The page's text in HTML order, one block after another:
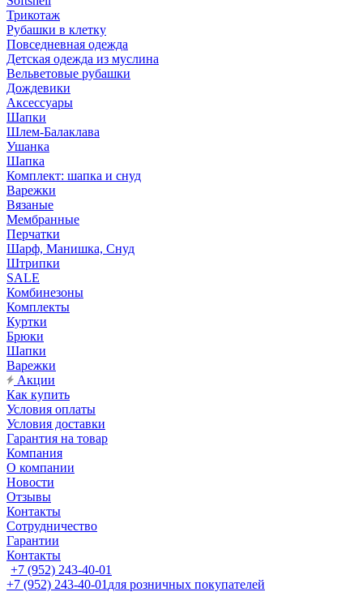
Трикотаж
Рубашки в клетку
Повседневная одежда
Детская одежда из муслина
Вельветовые рубашки
Дождевики
Аксессуары
Шапки
Шлем-Балаклава
Ушанка
Шапка
Комплект: шапка и снуд
Варежки
Вязаные
Мембранные
Перчатки
Шарф, Манишка, Снуд
Штрипки
SALE
Комбинезоны
Комплекты
Куртки
Брюки
Шапки
Варежки
Акции
Как купить
Условия оплаты
Условия доставки
Гарантия на товар
Компания
О компании
Новости
Отзывы
Контакты
Сотрудничество
Гарантии
Контакты
+7 (952) 243-40-01
+7 (952) 243-40-01 для розничных покупателей